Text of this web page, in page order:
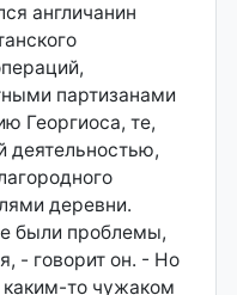
англичанин
партизанами
Георгиоса, те,
деятельностью,
деревни.
были проблемы,
- говорит он. - Но
каким-то чужаком